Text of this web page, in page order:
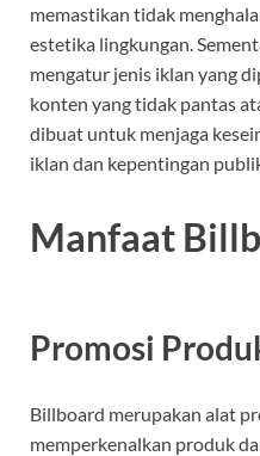
memastikan tidak
estetika lingkungan.
mengatur jenis iklan yang
konten yang tidak pantas
dibuat untuk menjaga
iklan dan kepentingan
Manfaat
Promosi
Billboard merupakan alat
memperkenalkan produk